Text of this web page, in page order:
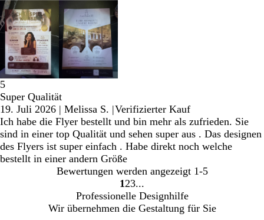
5
Super Qualität
19. Juli 2026 | Melissa S. |Verifizierter Kauf
Ich habe die Flyer bestellt und bin mehr als zufrieden. Sie
sind in einer top Qualität und sehen super aus . Das designen
des Flyers ist super einfach . Habe direkt noch welche
bestellt in einer andern Größe
Bewertungen werden angezeigt 1-5
Gehe
zu
Seite
1 Gehe
zu
Seite
2 Gehe
zu
Seite
3
Professionelle Designhilfe
Wir übernehmen die Gestaltung für Sie